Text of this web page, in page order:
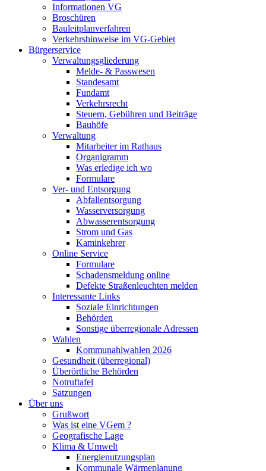
Informationen VG
Broschüren
Bauleitplanverfahren
Verkehrshinweise im VG-Gebiet
Bürgerservice
Verwaltungsgliederung
Melde- & Passwesen
Standesamt
Fundamt
Verkehrsrecht
Steuern, Gebühren und Beiträge
Bauhöfe
Verwaltung
Mitarbeiter im Rathaus
Organigramm
Was erledige ich wo
Formulare
Ver- und Entsorgung
Abfallentsorgung
Wasserversorgung
Abwasserentsorgung
Strom und Gas
Kaminkehrer
Online Service
Formulare
Schadensmeldung online
Defekte Straßenleuchten melden
Interessante Links
Soziale Einrichtungen
Behörden
Sonstige überregionale Adressen
Wahlen
Kommunahlwahlen 2026
Gesundheit (überregional)
Überörtliche Behörden
Notruftafel
Satzungen
Über uns
Grußwort
Was ist eine VGem ?
Geografische Lage
Klima & Umwelt
Energienutzungsplan
Kommunale Wärmeplanung